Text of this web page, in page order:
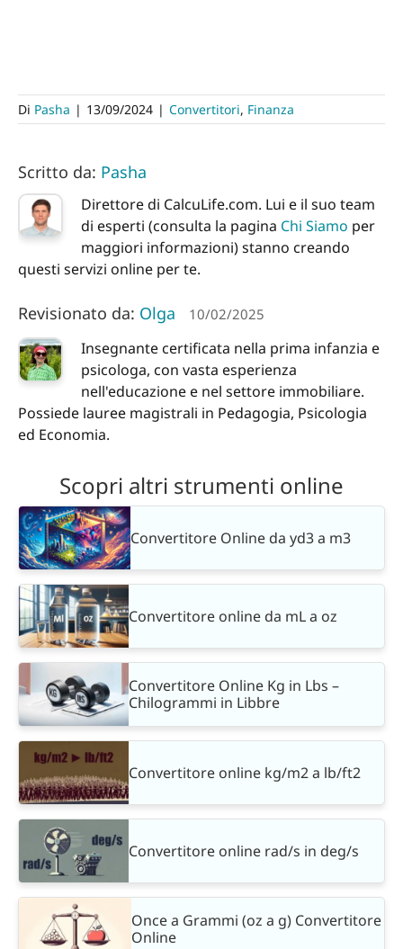
Di Pasha | 13/09/2024 | Convertitori, Finanza
Scritto da: Pasha
Direttore di CalcuLife.com. Lui e il suo team
di esperti (consulta la pagina Chi Siamo per
maggiori informazioni) stanno creando
questi servizi online per te.
Revisionato da: Olga 10/02/2025
Insegnante certificata nella prima infanzia e
psicologa, con vasta esperienza
nell'educazione e nel settore immobiliare.
Possiede lauree magistrali in Pedagogia, Psicologia
ed Economia.
Scopri altri strumenti online
Convertitore Online da yd3 a m3
Convertitore online da mL a oz
Convertitore Online Kg in Lbs –
Chilogrammi in Libbre
Convertitore online kg/m2 a lb/ft2
Convertitore online rad/s in deg/s
Once a Grammi (oz a g) Convertitore
Online